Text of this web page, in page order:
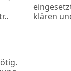
klären